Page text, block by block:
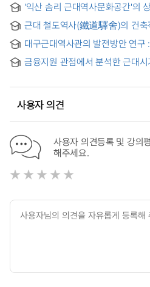
'익산 솜리 근대역사문화공간'의
Concerning the Facade
Architecture in 'Iksan Som-ri
District'
근대 철도역사(鐵道驛舍)의 건축
경상북도의 6개 노선에 현존하
대상으로 = A Study on
Modern Railway Station :
buildings existing in six
대구근대역사관의 발전방안 연
Focusing on educational
Development of the Daegu
금융지원 관점에서 분석한 근대시기
사용자 의견
사용자 의견등록 및 강의
해주세요.